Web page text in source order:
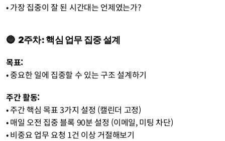
• 가장 집중이 잘 된 시간대는 언제였는가?
🔵 2주차: 핵심 업무 집중 설계
목표:
• 중요한 일에 집중할 수 있는 구조 설계하기
주간 활동:
• 주간 핵심 목표 3가지 설정 (캘린더 고정)
• 매일 오전 집중 블록 90분 설정 (이메일, 미팅 차단)
• 비중요 업무 요청 1건 이상 거절해보기